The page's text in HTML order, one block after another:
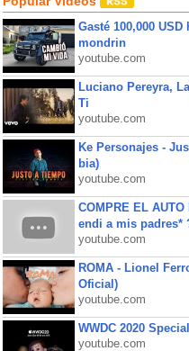
Gasté 100,000
mondrin
youtube.com
Luciano Pereyra,
Ti
youtube.com
Ke Personajes -
bia)
youtube.com
COMPRE EL
endi a mis padres*
youtube.com
ROMA - Lionel
Oficial)
youtube.com
WWDC 2020
youtube.com